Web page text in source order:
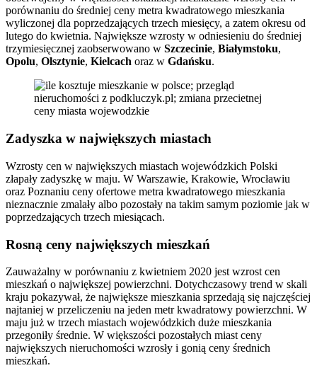
porównaniu do średniej ceny metra kwadratowego mieszkania
wyliczonej dla poprzedzających trzech miesięcy, a zatem okresu od
lutego do kwietnia. Największe wzrosty w odniesieniu do średniej
trzymiesięcznej zaobserwowano w Szczecinie, Białymstoku,
Opolu, Olsztynie, Kielcach oraz w Gdańsku.
Zadyszka w największych miastach
Wzrosty cen w największych miastach wojewódzkich Polski
złapały zadyszkę w maju. W Warszawie, Krakowie, Wrocławiu
oraz Poznaniu ceny ofertowe metra kwadratowego mieszkania
nieznacznie zmalały albo pozostały na takim samym poziomie jak w
poprzedzających trzech miesiącach.
Rosną ceny największych mieszkań
Zauważalny w porównaniu z kwietniem 2020 jest wzrost cen
mieszkań o największej powierzchni. Dotychczasowy trend w skali
kraju pokazywał, że największe mieszkania sprzedają się najczęściej
najtaniej w przeliczeniu na jeden metr kwadratowy powierzchni. W
maju już w trzech miastach wojewódzkich duże mieszkania
przegoniły średnie. W większości pozostałych miast ceny
największych nieruchomości wzrosły i gonią ceny średnich
mieszkań.